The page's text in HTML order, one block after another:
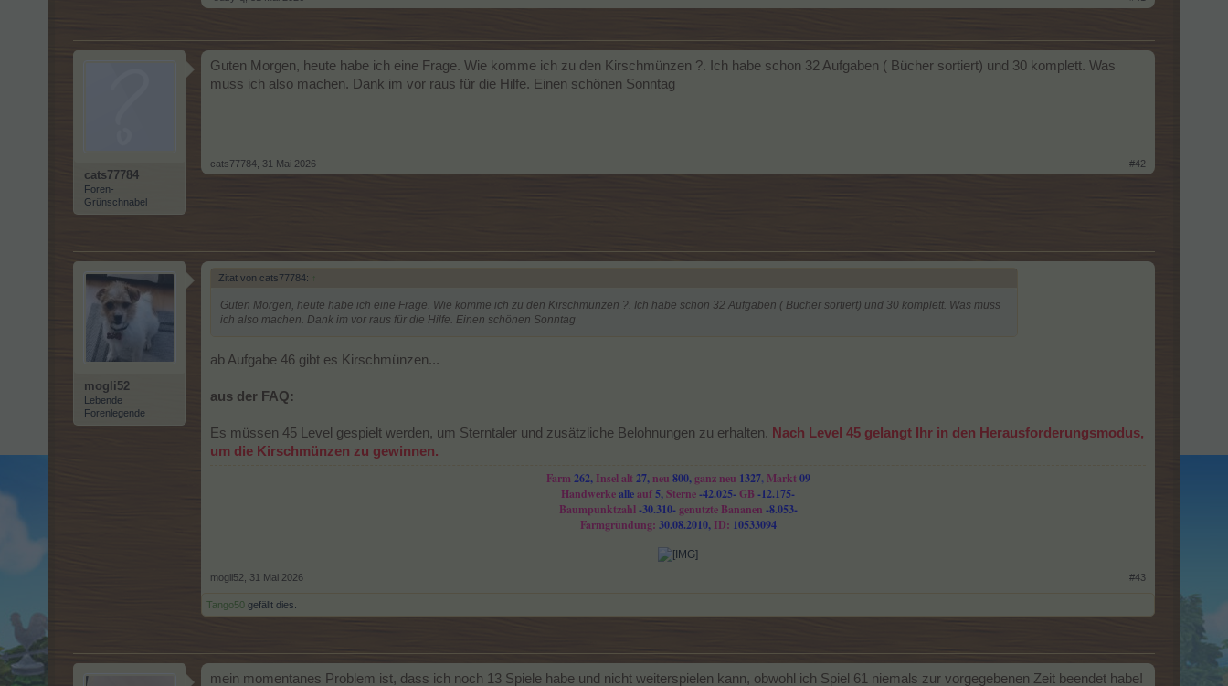
cats77784
Foren-
Grünschnabel
Guten Morgen, heute habe ich eine Frage. Wie komme ich zu den Kirschmünzen ?. Ich habe schon 32 Aufgaben ( Bücher sortiert) und 30 komplett. Was
muss ich also machen. Dank im vor raus für die Hilfe. Einen schönen Sonntag
cats77784 31 Mai 2026 #42
mogli52
Lebende
Forenlegende
Zitat von cats77784: ↑
Guten Morgen, heute habe ich eine Frage. Wie komme ich zu den Kirschmünzen ?. Ich habe schon 32 Aufgaben ( Bücher sortiert) und 30 komplett. Was muss
ich also machen. Dank im vor raus für die Hilfe. Einen schönen Sonntag
ab Aufgabe 46 gibt es Kirschmünzen...
aus der FAQ:
Es müssen 45 Level gespielt werden, um Sterntaler und zusätzliche Belohnungen zu erhalten. Nach Level 45 gelangt Ihr in den Herausforderungsmodus,
um die Kirschmünzen zu gewinnen.
Farm 262, Insel alt 27,neu 800, ganz neu 1327,Markt 09
Handwerkealleauf5,Sterne-42.025-GB -12.175-
Baumpunktzahl-30.310-genutzte Bananen -8.053-
Farmgründung: 30.08.2010, ID: 10533094
mogli52 31 Mai 2026 #43
Tango50 gefällt dies.
mein momentanes Problem ist, dass ich noch 13 Spiele habe und nicht weiterspielen kann, obwohl ich Spiel 61 niemals zur vorgegebenen Zeit beendet habe!